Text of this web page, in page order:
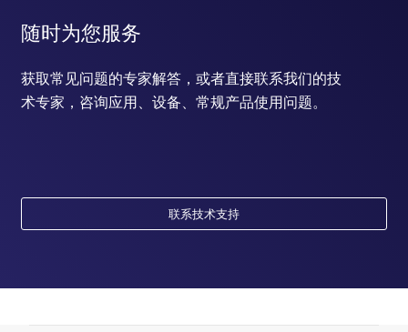
随时为您服务
获取常见问题的专家解答，或者直接联系我们的技
术专家，咨询应用、设备、常规产品使用问题。
联系技术支持